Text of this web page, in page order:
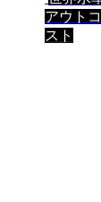
アウト
スト